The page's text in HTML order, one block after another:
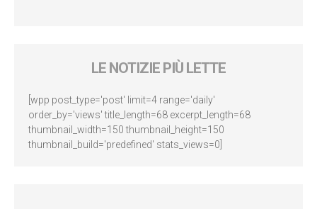
LE NOTIZIE PIÙ LETTE
[wpp post_type='post' limit=4 range='daily'
order_by='views' title_length=68 excerpt_length=68
thumbnail_width=150 thumbnail_height=150
thumbnail_build='predefined' stats_views=0]